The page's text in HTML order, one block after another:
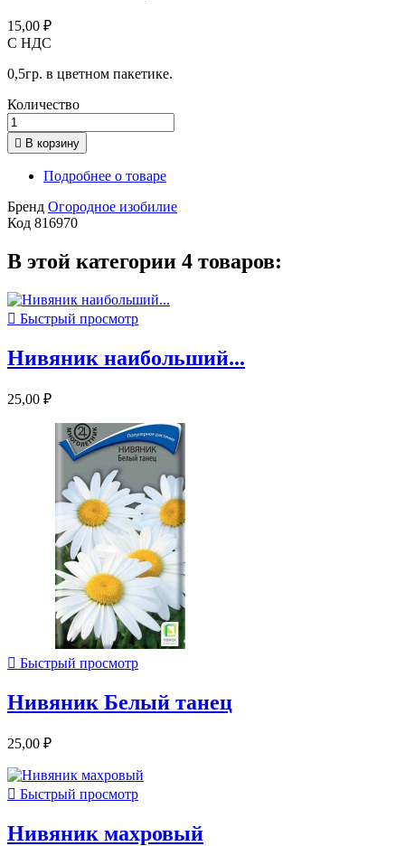
15,00 ₽
С НДС
0,5гр. в цветном пакетике.
Количество
 В корзину
Подробнее о товаре
Бренд Огородное изобилие
Код 816970
В этой категории 4 товаров:
 Быстрый просмотр
Нивяник наибольший...
25,00 ₽
 Быстрый просмотр
Нивяник Белый танец
25,00 ₽
 Быстрый просмотр
Нивяник махровый